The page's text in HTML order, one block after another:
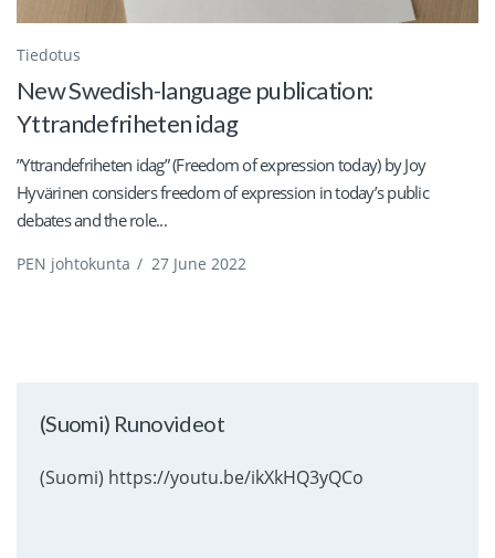
Tiedotus
New Swedish-language publication:
Yttrandefriheten idag
”Yttrandefriheten idag” (Freedom of expression today) by Joy
Hyvärinen considers freedom of expression in today’s public
debates and the role...
PEN johtokunta / 27 June 2022
(Suomi) Runovideot
(Suomi) https://youtu.be/ikXkHQ3yQCo